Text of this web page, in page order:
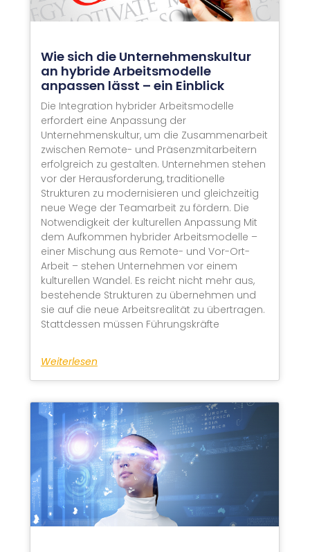
Wie sich die Unternehmenskultur
an hybride Arbeitsmodelle
anpassen lässt – ein Einblick
Die Integration hybrider Arbeitsmodelle
erfordert eine Anpassung der
Unternehmenskultur, um die Zusammenarbeit
zwischen Remote- und Präsenzmitarbeitern
erfolgreich zu gestalten. Unternehmen stehen
vor der Herausforderung, traditionelle
Strukturen zu modernisieren und gleichzeitig
neue Wege der Teamarbeit zu fördern. Die
Notwendigkeit der kulturellen Anpassung Mit
dem Aufkommen hybrider Arbeitsmodelle –
einer Mischung aus Remote- und Vor-Ort-
Arbeit – stehen Unternehmen vor einem
kulturellen Wandel. Es reicht nicht mehr aus,
bestehende Strukturen zu übernehmen und
sie auf die neue Arbeitsrealität zu übertragen.
Stattdessen müssen Führungskräfte
Weiterlesen